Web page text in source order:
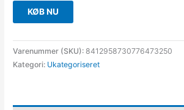
KØB NU
Varenummer (SKU):8412958730776473250
Kategori: Ukategoriseret